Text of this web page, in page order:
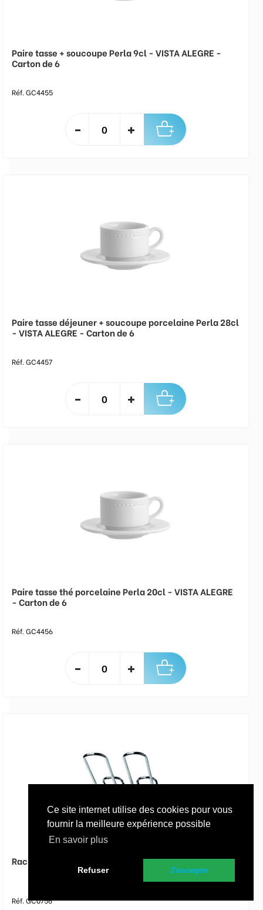
Ce site internet utilise des cookies pour vous
fournir la meilleure expérience possible
En savoir plus
Refuser J'accepte
Paire tasse + soucoupe Perla 9cl - VISTA ALEGRE -
Carton de 6
Réf. GC4455
Paire tasse déjeuner + soucoupe porcelaine Perla 28cl
- VISTA ALEGRE - Carton de 6
Réf. GC4457
Paire tasse thé porcelaine Perla 20cl - VISTA ALEGRE
- Carton de 6
Réf. GC4456
Rack à verre chrome - GAFIC - A l'unité
Réf. GC0756